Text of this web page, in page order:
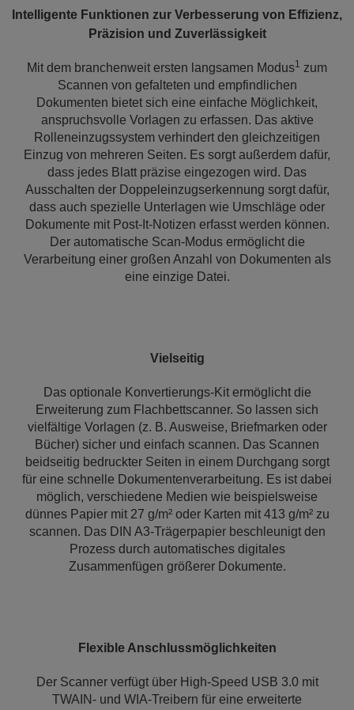
Intelligente Funktionen zur Verbesserung von Effizienz,
Präzision und Zuverlässigkeit
Mit dem branchenweit ersten langsamen Modus1 zum
Scannen von gefalteten und empfindlichen
Dokumenten bietet sich eine einfache Möglichkeit,
anspruchsvolle Vorlagen zu erfassen. Das aktive
Rolleneinzugssystem verhindert den gleichzeitigen
Einzug von mehreren Seiten. Es sorgt außerdem dafür,
dass jedes Blatt präzise eingezogen wird. Das
Ausschalten der Doppeleinzugserkennung sorgt dafür,
dass auch spezielle Unterlagen wie Umschläge oder
Dokumente mit Post-It-Notizen erfasst werden können.
Der automatische Scan-Modus ermöglicht die
Verarbeitung einer großen Anzahl von Dokumenten als
eine einzige Datei.
Vielseitig
Das optionale Konvertierungs-Kit ermöglicht die
Erweiterung zum Flachbettscanner. So lassen sich
vielfältige Vorlagen (z. B. Ausweise, Briefmarken oder
Bücher) sicher und einfach scannen. Das Scannen
beidseitig bedruckter Seiten in einem Durchgang sorgt
für eine schnelle Dokumentenverarbeitung. Es ist dabei
möglich, verschiedene Medien wie beispielsweise
dünnes Papier mit 27 g/m² oder Karten mit 413 g/m² zu
scannen. Das DIN A3-Trägerpapier beschleunigt den
Prozess durch automatisches digitales
Zusammenfügen größerer Dokumente.
Flexible Anschlussmöglichkeiten
Der Scanner verfügt über High-Speed USB 3.0 mit
TWAIN- und WIA-Treibern für eine erweiterte